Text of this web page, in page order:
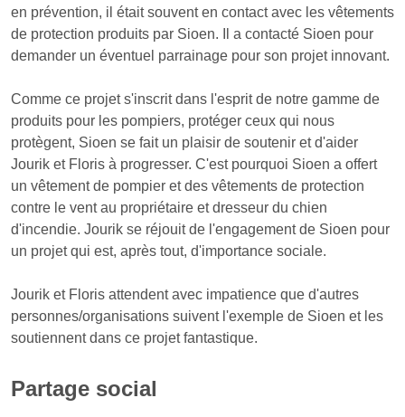
en prévention, il était souvent en contact avec les vêtements
de protection produits par Sioen. Il a contacté Sioen pour
demander un éventuel parrainage pour son projet innovant.
Comme ce projet s'inscrit dans l'esprit de notre gamme de
produits pour les pompiers, protéger ceux qui nous
protègent, Sioen se fait un plaisir de soutenir et d'aider
Jourik et Floris à progresser. C'est pourquoi Sioen a offert
un vêtement de pompier et des vêtements de protection
contre le vent au propriétaire et dresseur du chien
d'incendie. Jourik se réjouit de l'engagement de Sioen pour
un projet qui est, après tout, d'importance sociale.
Jourik et Floris attendent avec impatience que d'autres
personnes/organisations suivent l'exemple de Sioen et les
soutiennent dans ce projet fantastique.
Partage social